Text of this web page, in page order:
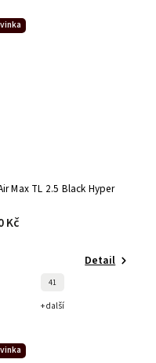
Max TL 2.5 Black Hyper
Kč
Detail
41
+ další